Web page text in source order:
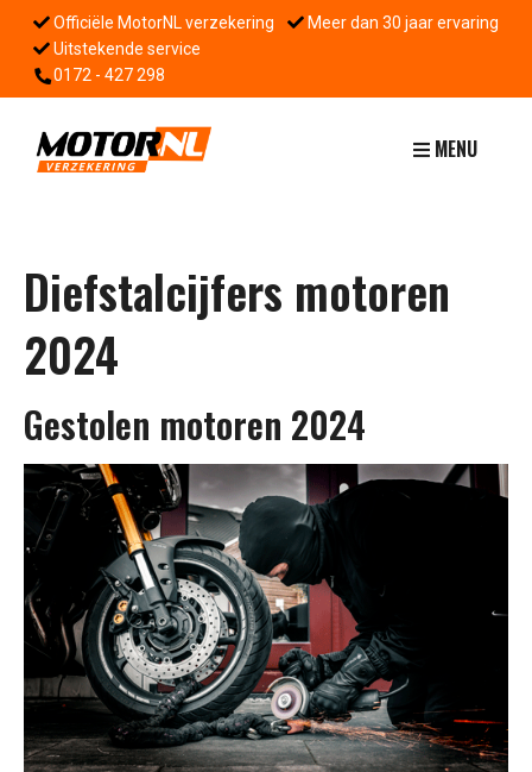
Officiële MotorNL verzekering
Meer dan 30 jaar ervaring
Uitstekende service
0172 - 427 298
MENU
Diefstalcijfers motoren
2024
Gestolen motoren 2024